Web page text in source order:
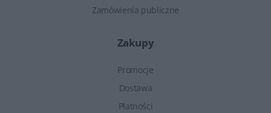
Zamówienia publiczne
Zakupy
Promocje
Dostawa
Płatności